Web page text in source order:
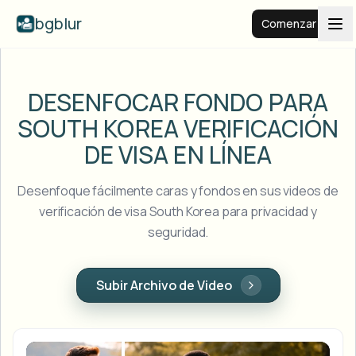
bgblur Comenzar
Precios
Ejemplos
Ver todos los ejemplos
Desenfocar rostro
Desenfocar matrícula
View all features
Browse every blur tool in one place
Empresas
Escuelas y educación
DESENFOCAR FONDO PARA
SOUTH KOREAVERIFICACIÓN
DE VISA EN LÍNEA
Desenfoque fácilmente caras y fondos en sus videos de
verificación de visa South Korea para privacidad y
seguridad.
Subir Archivo de Video